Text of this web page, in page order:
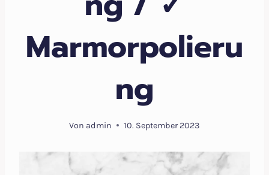
Marmorpolieru
ng
Von admin 10. September 2023